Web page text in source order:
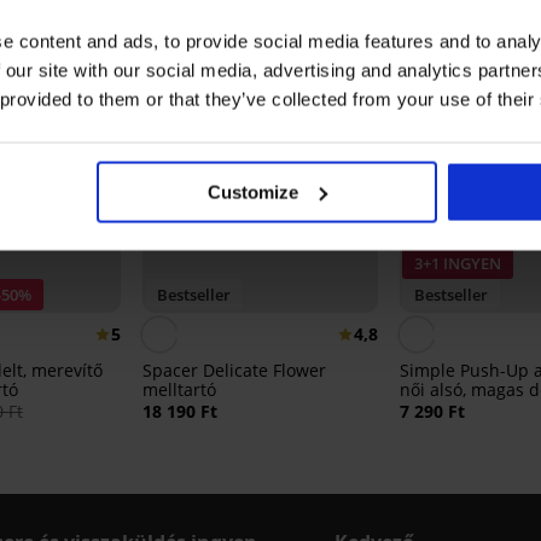
content and ads, to provide social media features and to
site with our social media, advertising and analytics
to them or that they’ve collected from your use of
Customize
5
merevítő
Ft
Bestseller
4,8
Spacer Delicate Flower
melltartó
18 190 Ft
3+1 INGYEN
Bestseller
Simple Push-Up
női alsó, magas
7 290 Ft